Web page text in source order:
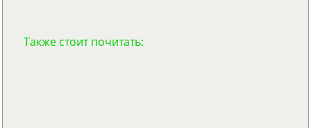
Также стоит почитать: